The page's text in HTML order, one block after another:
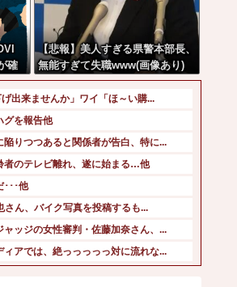
確
ｗｗ
【悲報】美人すぎる県警本部長、
無能すぎて失職www(画像あり)
出来ませんか」ワイ「ほ～い購...
グを報告他
りつつあると関係者が告白、特に...
者のテレビ離れ、遂に始まる…他
･･･他
さん、バイク写真を投稿するも...
ッジの女性審判・佐藤加奈さん、...
ィアでは、絶っっっっっ対に流れな...